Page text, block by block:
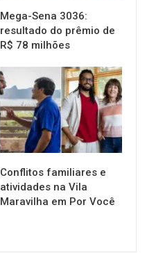
Mega-Sena 3036:
resultado do prêmio de
R$ 78 milhões
NOTÍCIAS
Conflitos familiares e
atividades na Vila
Maravilha em Por Você